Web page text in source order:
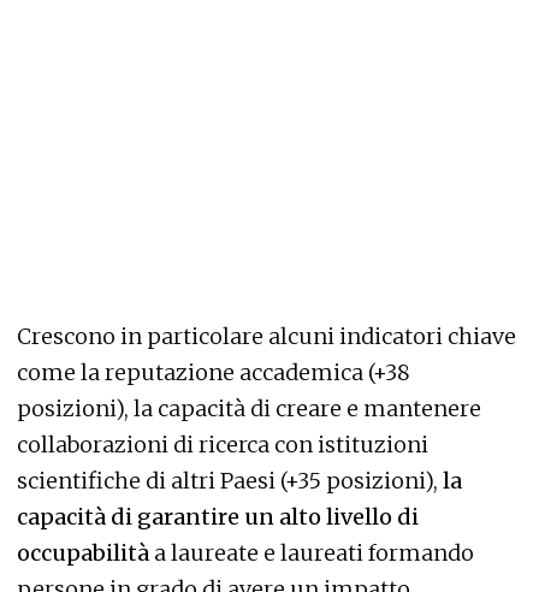
Crescono in particolare alcuni indicatori chiave
come la reputazione accademica (+38
posizioni), la capacità di creare e mantenere
collaborazioni di ricerca con istituzioni
scientifiche di altri Paesi (+35 posizioni), la
capacità di garantire un alto livello di
occupabilità a laureate e laureati formando